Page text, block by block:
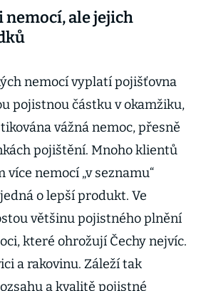
ale jejich
nemocí vyplatí pojišťovna
pojistnou částku v okamžiku,
vážná nemoc, přesně
pojištění. Mnoho klientů
více nemocí „v seznamu“
o lepší produkt. Ve
většinu pojistného plnění
které ohrožují Čechy nejvíc.
a rakovinu. Záleží tak
a kvalitě pojistné